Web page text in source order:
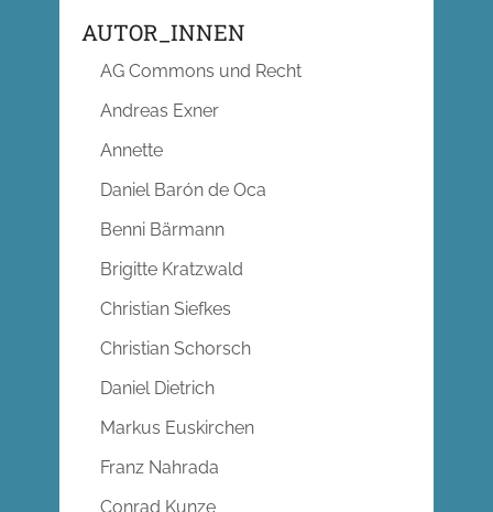
AUTOR_INNEN
AG Commons und Recht
Andreas Exner
Annette
Daniel Barón de Oca
Benni Bärmann
Brigitte Kratzwald
Christian Siefkes
Christian Schorsch
Daniel Dietrich
Markus Euskirchen
Franz Nahrada
Conrad Kunze